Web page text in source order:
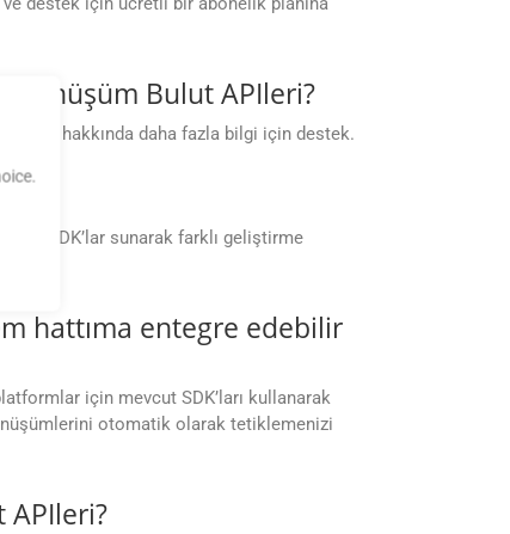
Dönüşüm Bulut APIleri?
hakkında daha fazla bilgi için destek.
için SDK’lar sunarak farklı geliştirme
hattıma entegre edebilir
için mevcut SDK’ları kullanarak
otomatik olarak tetiklemenizi